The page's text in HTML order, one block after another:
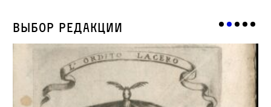
Выбор редакции